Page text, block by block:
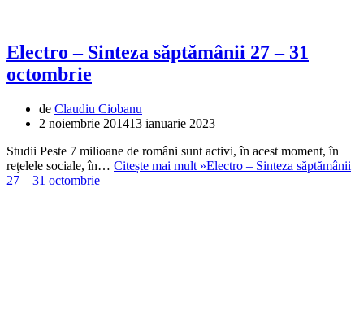
Electro – Sinteza săptămânii 27 – 31
octombrie
de Claudiu Ciobanu
2 noiembrie 201413 ianuarie 2023
Studii Peste 7 milioane de români sunt activi, în acest moment, în
reţelele sociale, în… Citește mai mult »Electro – Sinteza săptămânii
27 – 31 octombrie